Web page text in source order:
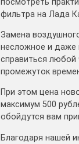
фильтра на Лада
Замена
несложное и даже
справиться любой
промежуток
При этом цена
максимум 500
обойдутся вам
Благодаря нашей